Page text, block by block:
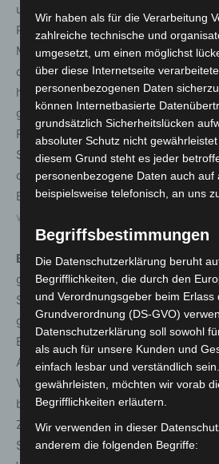
und ZIT gemeinsam nach sieben
Personen, die im dringenden
Mitglied an einer kriminellen
der Verbreitung der Schadsoftware
haben. Zudem wird nach einem
gefahndet, der dringend verdächtig
Rädelsführer der Gruppierung
Smokeloader zu sein. Lichtbilder
der Beschuldigten können über
BKA-Webseite abgerufen werden:
www.bka.de/endgame_fahndung
BKA-Vizepräsidentin Martina Link
größten internationalen Cyber-
Strafverfolgungsbehörden ein
gegen die Cybercrime-Szene
Erfolg stützt sich auf Maßnahmen
Akteure und ihre Finanzmittel und
Vertrauen innerhalb der
beeinträchtigen. Durch die
Zusammenarbeit konnten gleich
Schadsoftware-Familien
Wir haben als für die Verarbeitung
zahlreiche technische und
umgesetzt, um einen möglichst
über diese Internetseite
personenbezogenen Daten
können Internetbasierte
grundsätzlich Sicherheitslücken
absoluter Schutz nicht
diesem Grund steht es jeder
personenbezogene Daten auch auf
beispielsweise telefonisch, an uns
Begriffsbestimmungen
Die Datenschutzerklärung beruht
Begrifflichkeiten, die durch den
und Verordnungsgeber beim Erlass
Grundverordnung (DS-GVO)
Datenschutzerklärung soll sowohl
als auch für unsere Kunden und
einfach lesbar und verständlich
gewährleisten, möchten wir vorab
Begrifflichkeiten erläutern.
Wir verwenden in dieser
anderem die folgenden Begriffe: